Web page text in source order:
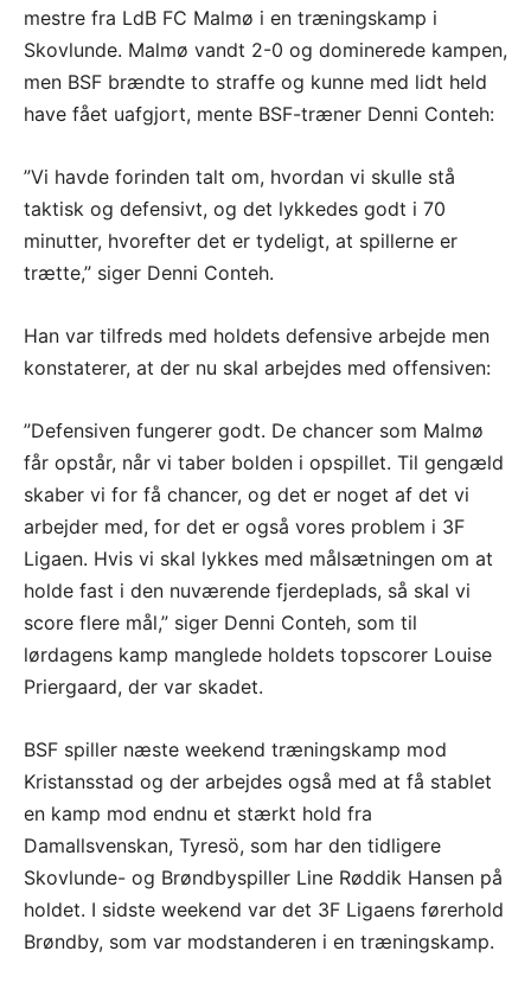
mestre fra LdB FC Malmø i en træningskamp i
Skovlunde. Malmø vandt 2-0 og dominerede kampen,
men BSF brændte to straffe og kunne med lidt held
have fået uafgjort, mente BSF-træner Denni Conteh:
”Vi havde forinden talt om, hvordan vi skulle stå
taktisk og defensivt, og det lykkedes godt i 70
minutter, hvorefter det er tydeligt, at spillerne er
trætte,” siger Denni Conteh.
Han var tilfreds med holdets defensive arbejde men
konstaterer, at der nu skal arbejdes med offensiven:
”Defensiven fungerer godt. De chancer som Malmø
får opstår, når vi taber bolden i opspillet. Til gengæld
skaber vi for få chancer, og det er noget af det vi
arbejder med, for det er også vores problem i 3F
Ligaen. Hvis vi skal lykkes med målsætningen om at
holde fast i den nuværende fjerdeplads, så skal vi
score flere mål,” siger Denni Conteh, som til
lørdagens kamp manglede holdets topscorer Louise
Priergaard, der var skadet.
BSF spiller næste weekend træningskamp mod
Kristansstad og der arbejdes også med at få stablet
en kamp mod endnu et stærkt hold fra
Damallsvenskan, Tyresö, som har den tidligere
Skovlunde- og Brøndbyspiller Line Røddik Hansen på
holdet. I sidste weekend var det 3F Ligaens førerhold
Brøndby, som var modstanderen i en træningskamp.